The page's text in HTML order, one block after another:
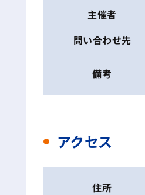
主催者
問い合わせ先
備考
アクセス
住所